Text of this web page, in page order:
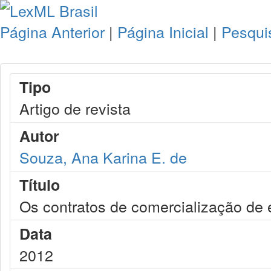
Página Anterior | Página Inicial |
Tipo
Artigo de revista
Autor
Souza, Ana Karina E. de
Título
Os contratos de comercialização
Data
2012